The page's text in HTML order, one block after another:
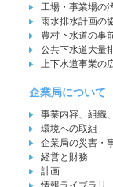
工場・事業場の
雨水排水計画の
農村下水道の事
公共下水道大量
上下水道事業の
企業局について
事業内容、組織
環境への取組
企業局の災害・
経営と財務
計画